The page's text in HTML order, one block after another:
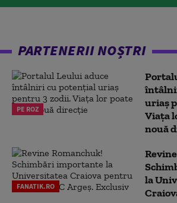
PARTENERII NOȘTRI
PE ROZ
uriaș
Viața
nouă
FANATIK.RO
la